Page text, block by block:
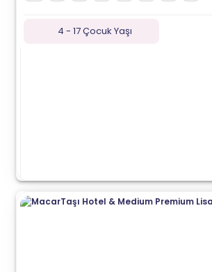
4 - 17 Çocuk Yaşı